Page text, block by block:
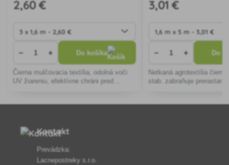
2,60 €
− + Do košíka
Čierna mulčovacia textília, odolná voči
UV žiareniu, efektívne chráni pred
3,01 €
− + Do
Netkaná agrotextília
stab. zabraňuje
Kontakt
Prevádzka:
Lacnepostreky s.r.o.